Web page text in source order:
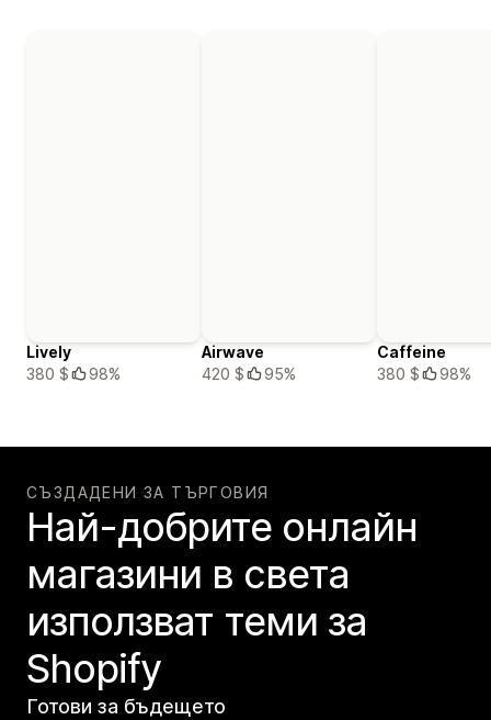
Lively
380 $
98%
Airwave
420 $
95%
Caffeine
380 $
98%
СЪЗДАДЕНИ ЗА ТЪРГОВИЯ
Най-добрите онлайн
магазини в света
използват теми за
Shopify
Готови за бъдещето